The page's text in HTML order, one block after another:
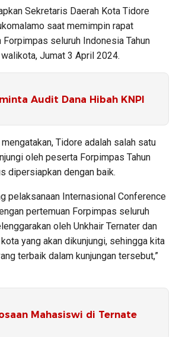
Sekretaris Daerah Kota Tidore
saat memimpin rapat
Forpimpas seluruh Indonesia Tahun
Jumat 3 April 2024.
Audit Dana Hibah KNPI
Tidore adalah salah satu
oleh peserta Forpimpas Tahun
dipersiapkan dengan baik.
pelaksanaan Internasional Conference
pertemuan Forpimpas seluruh
oleh Unkhair Ternater dan
yang akan dikunjungi, sehingga kita
terbaik dalam kunjungan tersebut,”
Mahasiswi di Ternate